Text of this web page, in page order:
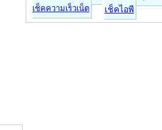
เช็คความเร็วเน็ต เช็คไอพี